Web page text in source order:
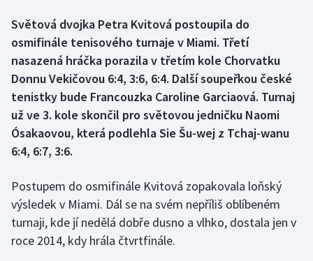
Box
Curling
Dostihy
Florbal
Golf
Gymnastika
Světová dvojka Petra Kvitová postoupila do
osmifinále tenisového turnaje v Miami. Třetí
nasazená hráčka porazila v třetím kole Chorvatku
Donnu Vekičovou 6:4, 3:6, 6:4. Další soupeřkou české
tenistky bude Francouzka Caroline Garciaová. Turnaj
už ve 3. kole skončil pro světovou jedničku Naomi
Ósakaovou, která podlehla Sie Šu-wej z Tchaj-wanu
6:4, 6:7, 3:6.
Postupem do osmifinále Kvitová zopakovala loňský
výsledek v Miami. Dál se na svém nepříliš oblíbeném
turnaji, kde jí nedělá dobře dusno a vlhko, dostala jen v
roce 2014, kdy hrála čtvrtfinále.